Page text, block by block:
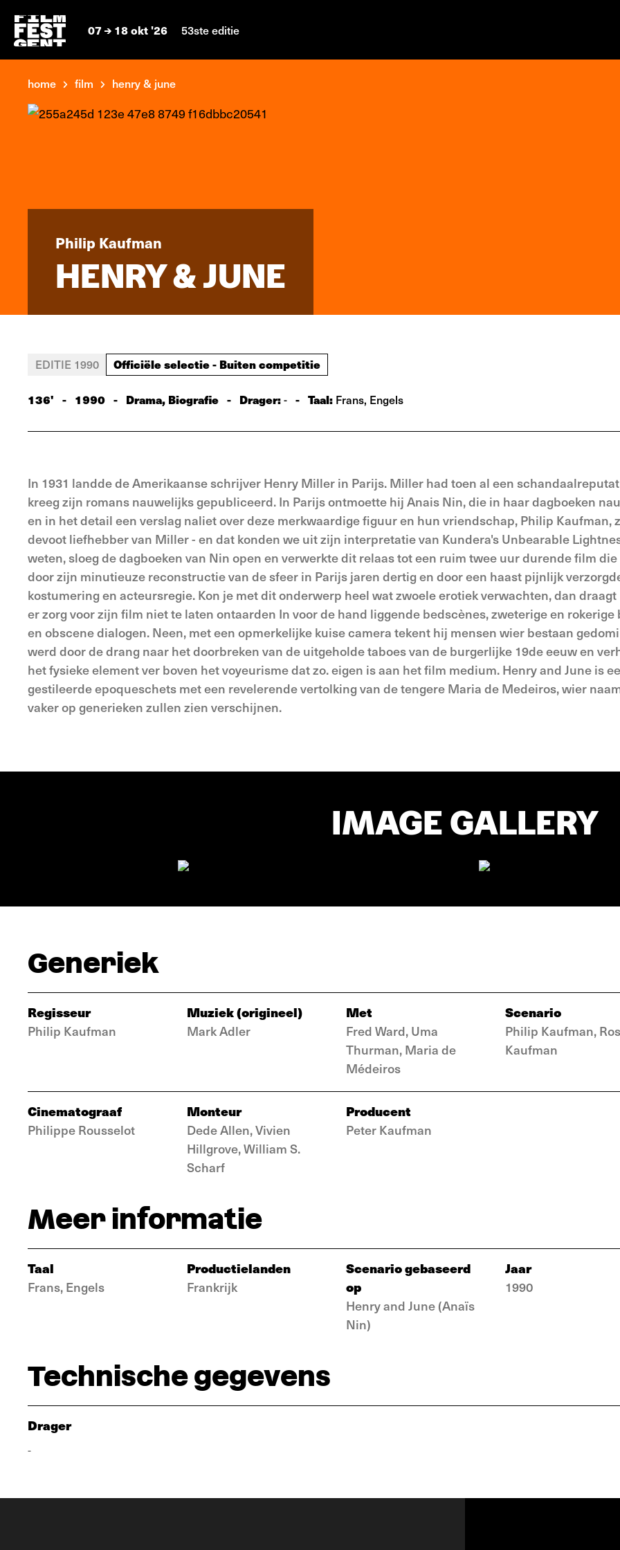
07 18 okt '26 53ste editie
home film henry & june
Philip Kaufman
HENRY & JUNE
EDITIE 1990 Officiële selectie - Buiten competitie
136' - 1990 - Drama, Biografie - Drager:- - Taal: Frans, Engels
In 1931 landde de Amerikaanse schrijver Henry Miller in Parijs. Miller had toen al een
kreeg zijn romans nauwelijks gepubliceerd. In Parijs ontmoette hij Anais Nin, die in haar dagboeken
en in het detail een verslag naliet over deze merkwaardige figuur en hun vriendschap, Philip Kaufman,
devoot liefhebber van Miller - en dat konden we uit zijn interpretatie van Kundera's Unbearable
weten, sloeg de dagboeken van Nin open en verwerkte dit relaas tot een ruim twee uur durende film
door zijn minutieuze reconstructie van de sfeer in Parijs jaren dertig en door een haast pijnlijk
kostumering en acteursregie. Kon je met dit onderwerp heel wat zwoele erotiek verwachten, dan
er zorg voor zijn film niet te laten ontaarden In voor de hand liggende bedscènes, zweterige en rokerige
en obscene dialogen. Neen, met een opmerkelijke kuise camera tekent hij mensen wier bestaan
werd door de drang naar het doorbreken van de uitgeholde taboes van de burgerlijke 19de eeuw en
het fysieke element ver boven het voyeurisme dat zo. eigen is aan het film medium. Henry and June is
gestileerde epoqueschets met een revelerende vertolking van de tengere Maria de Medeiros, wier
vaker op generieken zullen zien verschijnen.
IMAGE GALLERY
Generiek
Regisseur
Philip Kaufman
Muziek (origineel)
Mark Adler
Met
Fred Ward, Uma
Thurman, Maria de
Médeiros
Scenario
Philip Kaufman,
Kaufman
Cinematograaf
Philippe Rousselot
Monteur
Dede Allen, Vivien
Hillgrove, William S.
Scharf
Producent
Peter Kaufman
Meer informatie
Taal
Frans, Engels
Productielanden
Frankrijk
Scenario gebaseerd
op
Henry and June (Anaïs
Nin)
Jaar
1990
Technische gegevens
Drager
-